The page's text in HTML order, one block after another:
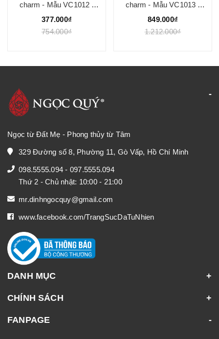
charm - Mẫu VC1012 -
Ngọc Quý
377.000₫
754.000₫
charm - Mẫu VC1013 -
Ngọc Quý
849.000₫
1.212.000₫
Ngọc từ Đất Mẹ - Phong thủy từ Tâm
329 Đường số 8, Phường 11, Gò Vấp, Hồ Chí Minh
098.5555.094 - 097.5555.094
Thứ 2 - Chủ nhật: 10:00 - 21:00
mr.dinhngocquy@gmail.com
www.facebook.com/TrangSucDaTuNhien
DANH MỤC
CHÍNH SÁCH
FANPAGE